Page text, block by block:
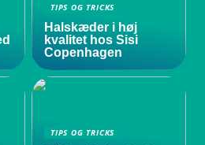
TIPS OG TRICKS
Halskæder i høj
kvalitet hos Sisi
Copenhagen
TIPS OG TRICKS